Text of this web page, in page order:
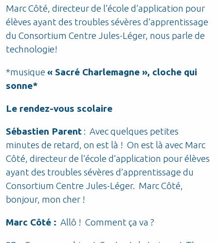
Marc Côté, directeur de l’école d’application pour
élèves ayant des troubles sévères d’apprentissage
du Consortium Centre Jules-Léger, nous parle de
technologie!
*musique « Sacré Charlemagne », cloche qui
sonne*
Le rendez-vous scolaire
Sébastien Parent: Avec quelques petites
minutes de retard, on est là ! On est là avec Marc
Côté, directeur de l’école d’application pour élèves
ayant des troubles sévères d’apprentissage du
Consortium Centre Jules-Léger. Marc Côté,
bonjour, mon cher !
Marc Côté : Allô ! Comment ça va ?